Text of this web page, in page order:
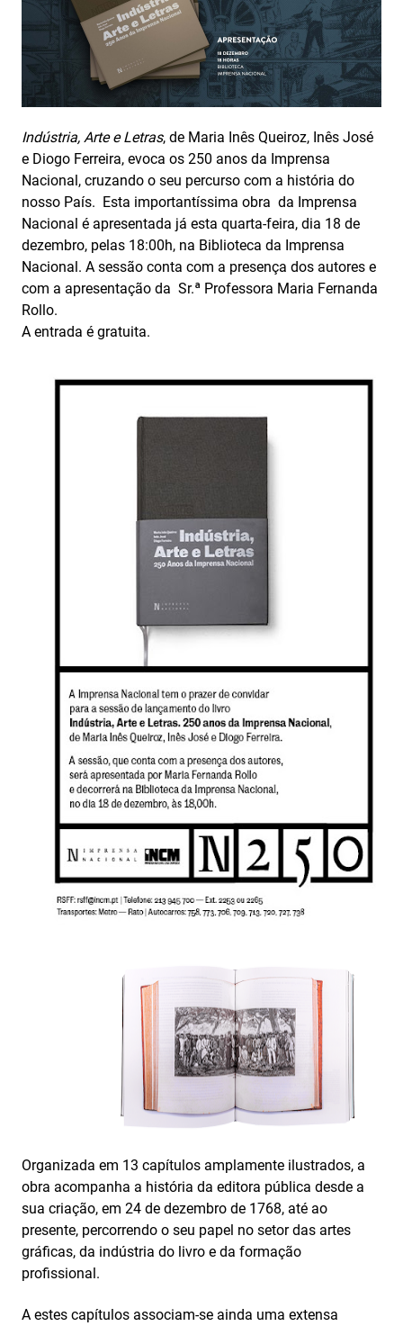
Indústria, Arte e Letras, de Maria Inês Queiroz, Inês José
e Diogo Ferreira, evoca os 250 anos da Imprensa
Nacional, cruzando o seu percurso com a história do
nosso País. Esta importantíssima obra da Imprensa
Nacional é apresentada já esta quarta-feira, dia 18 de
dezembro, pelas 18:00h, na Biblioteca da Imprensa
Nacional. A sessão conta com a presença dos autores e
com a apresentação da Sr.ª Professora Maria Fernanda
Rollo.
A entrada é gratuita.
Organizada em 13 capítulos amplamente ilustrados, a
obra acompanha a história da editora pública desde a
sua criação, em 24 de dezembro de 1768, até ao
presente, percorrendo o seu papel no setor das artes
gráficas, da indústria do livro e da formação
profissional.
A estes capítulos associam-se ainda uma extensa